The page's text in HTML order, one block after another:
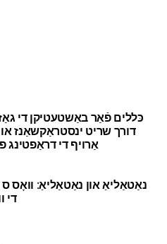
כּללים פֿאַר באַשטעטיקן די
דורך שריט ינסטראַקשאַנז
אַרויף די דראַפטינג
נאַטאַליאַ און נאַטאַליאַ: וואָס ס
די